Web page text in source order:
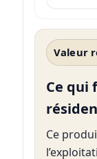
Valeur
Ce qui
Ce